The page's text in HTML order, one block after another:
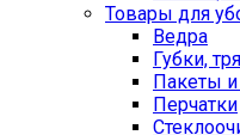
Товары для
Ведра
Губки,
Пакеты
Перчатки